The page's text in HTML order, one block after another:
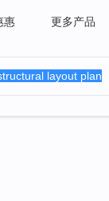
惠 更多产品